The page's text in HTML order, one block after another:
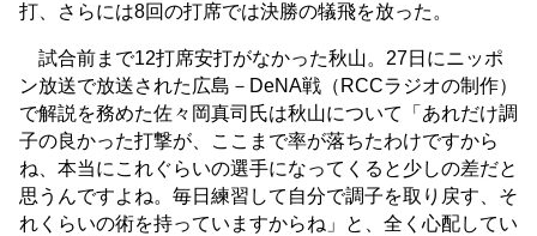
打、さらには8回の打席では決勝の犠飛を放った。
試合前まで12打席安打がなかった秋山。27日にニッポ
ン放送で放送された広島－DeNA戦（RCCラジオの制作）
で解説を務めた佐々岡真司氏は秋山について「あれだけ調
子の良かった打撃が、ここまで率が落ちたわけですから
ね、本当にこれぐらいの選手になってくると少しの差だと
思うんですよね。毎日練習して自分で調子を取り戻す、そ
れくらいの術を持っていますからね」と、全く心配してい